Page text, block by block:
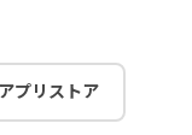
アプリストア